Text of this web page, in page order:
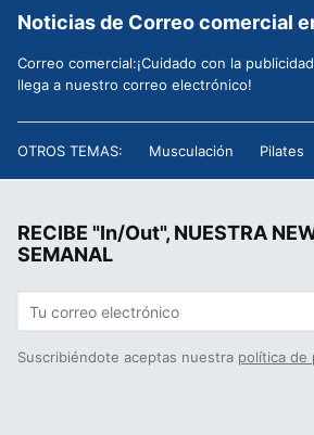
Noticias de Correo comercial
Correo comercial:¡Cuidado con la
llega a nuestro correo electrónico!
OTROS TEMAS: Musculación Pilates
RECIBE "In/Out", NUESTRA
SEMANAL
Suscribiéndote aceptas nuestra política de